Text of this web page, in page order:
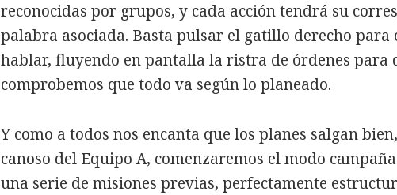
reconocidas por grupos, y cada acción tendrá su
palabra asociada. Basta pulsar el gatillo derecho para
hablar, fluyendo en pantalla la ristra de órdenes para
comprobemos que todo va según lo planeado.
Y como a todos nos encanta que los planes salgan
canoso del Equipo A, comenzaremos el modo
una serie de misiones previas, perfectamente